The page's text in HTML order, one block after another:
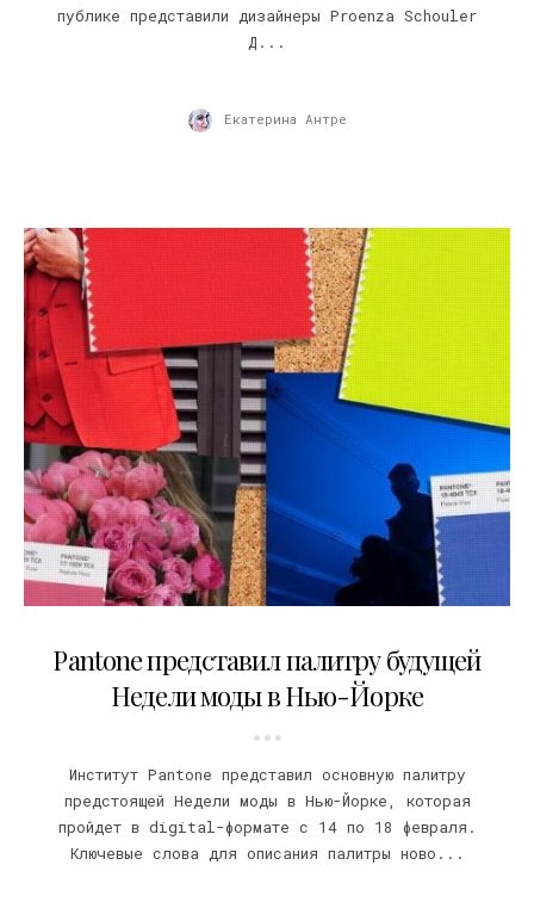
публике представили дизайнеры Proenza Schouler
Д...
Екатерина Антре
Pantone представил палитру будущей
Недели моды в Нью-Йорке
Институт Pantone представил основную палитру
предстоящей Недели моды в Нью-Йорке, которая
пройдет в digital-формате с 14 по 18 февраля.
Ключевые слова для описания палитры ново...